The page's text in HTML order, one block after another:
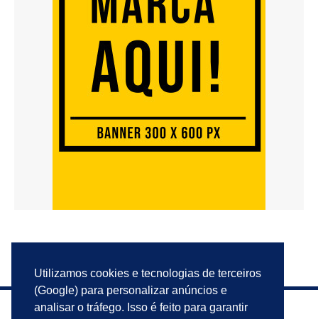
Utilizamos cookies e tecnologias de terceiros
(Google) para personalizar anúncios e
analisar o tráfego. Isso é feito para garantir